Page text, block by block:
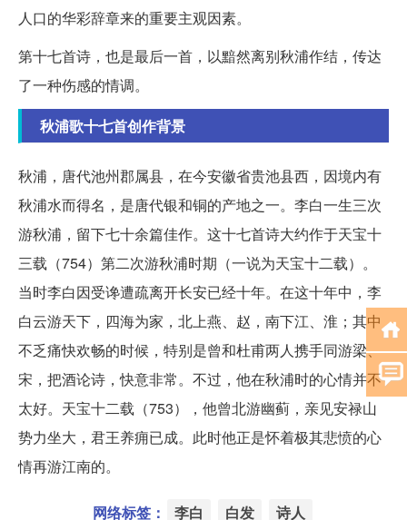
人口的华彩辞章来的重要主观因素。
第十七首诗，也是最后一首，以黯然离别秋浦作结，传达
了一种伤感的情调。
秋浦歌十七首创作背景
秋浦，唐代池州郡属县，在今安徽省贵池县西，因境内有
秋浦水而得名，是唐代银和铜的产地之一。李白一生三次
游秋浦，留下七十余篇佳作。这十七首诗大约作于天宝十
三载（754）第二次游秋浦时期（一说为天宝十二载）。
当时李白因受谗遭疏离开长安已经十年。在这十年中，李
白云游天下，四海为家，北上燕、赵，南下江、淮；其中
不乏痛快欢畅的时候，特别是曾和杜甫两人携手同游梁、
宋，把酒论诗，快意非常。不过，他在秋浦时的心情并不
太好。天宝十二载（753），他曾北游幽蓟，亲见安禄山
势力坐大，君王养痈已成。此时他正是怀着极其悲愤的心
情再游江南的。
网络标签： 李白 白发 诗人